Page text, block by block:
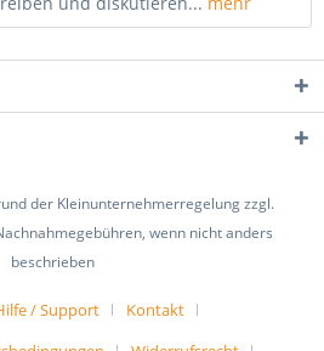
der Kleinunternehmerregelung zzgl.
wenn nicht anders
beschrieben
/ Support
Kontakt